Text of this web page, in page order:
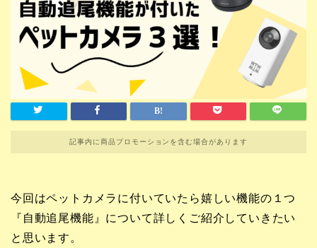
記事内に商品プロモーションを含む場合があります
今回はペットカメラに付いていたら嬉しい機能の１つ
『自動追尾機能』について詳しくご紹介していきたい
と思います。